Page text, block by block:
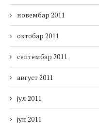
новембар 2011
октобар 2011
септембар 2011
август 2011
јул 2011
јун 2011